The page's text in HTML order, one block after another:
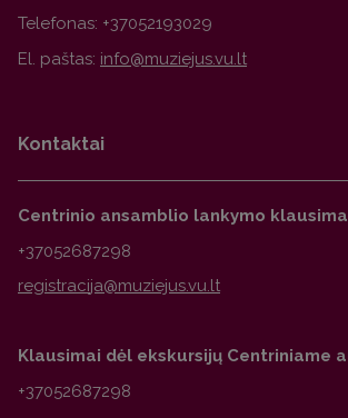
Telefonas: +37052193029
El. paštas:
Kontaktai
Centrinio ansamblio lankymo
+37052687298
Klausimai dėl ekskursijų Centriniame
+37052687298